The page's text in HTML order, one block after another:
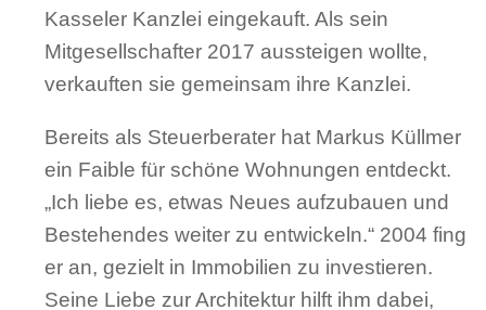
Kasseler Kanzlei eingekauft. Als sein
Mitgesellschafter 2017 aussteigen wollte,
verkauften sie gemeinsam ihre Kanzlei.
Bereits als Steuerberater hat Markus Küllmer
ein Faible für schöne Wohnungen entdeckt.
„Ich liebe es, etwas Neues aufzubauen und
Bestehendes weiter zu entwickeln.“ 2004 fing
er an, gezielt in Immobilien zu investieren.
Seine Liebe zur Architektur hilft ihm dabei,